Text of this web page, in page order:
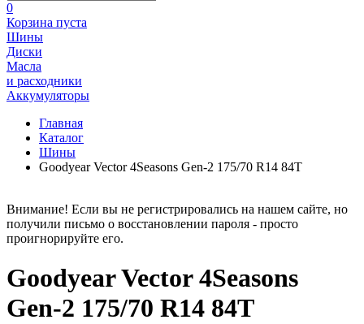
0
Корзина пуста
Шины
Диски
Масла
и расходники
Аккумуляторы
Главная
Каталог
Шины
Goodyear Vector 4Seasons Gen-2 175/70 R14 84T
Внимание! Если вы не регистрировались на нашем сайте, но
получили письмо о восстановлении пароля - просто
проигнорируйте его.
Goodyear Vector 4Seasons
Gen-2 175/70 R14 84T